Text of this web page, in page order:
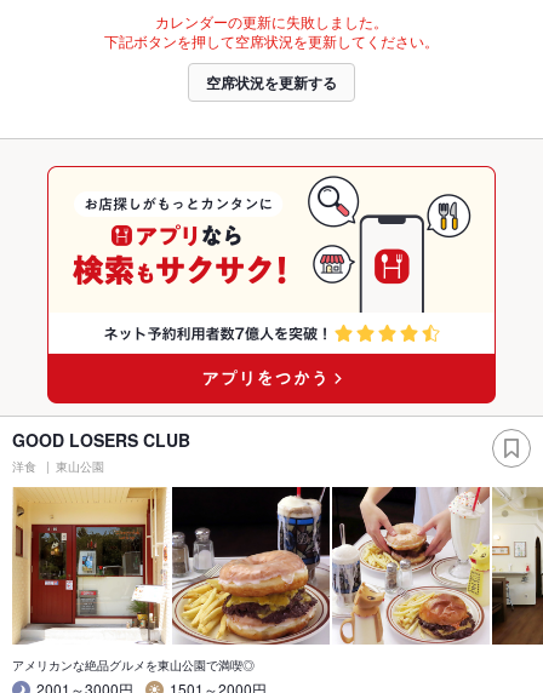
カレンダーの更新に失敗しました。
下記ボタンを押して空席状況を更新してください。
空席状況を更新する
GOOD LOSERS CLUB
洋食 東山公園
アメリカンな絶品グルメを東山公園で満喫◎
2001～3000円
1501～2000円